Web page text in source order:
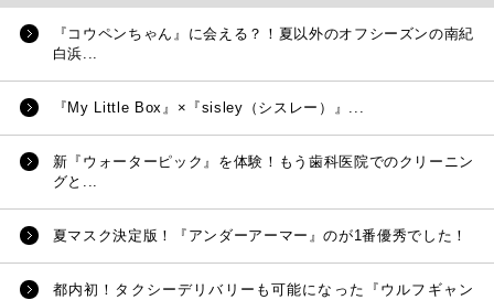
『コウペンちゃん』に会える？！夏以外のオフシーズンの南紀
白浜...
『My Little Box』×『sisley（シスレー）』...
新『ウォーターピック』を体験！もう歯科医院でのクリーニン
グと...
夏マスク決定版！『アンダーアーマー』のが1番優秀でした！
都内初！タクシーデリバリーも可能になった『ウルフギャン